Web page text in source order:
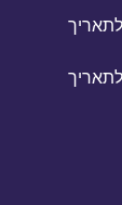
לתאריך
לתאריך